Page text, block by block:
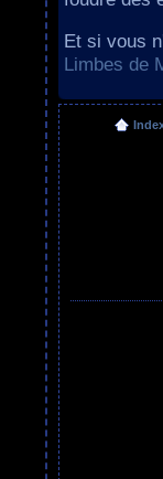
Et si vous
Limbes de